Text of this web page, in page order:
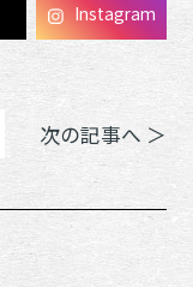
Instagram
次の記事へ ＞